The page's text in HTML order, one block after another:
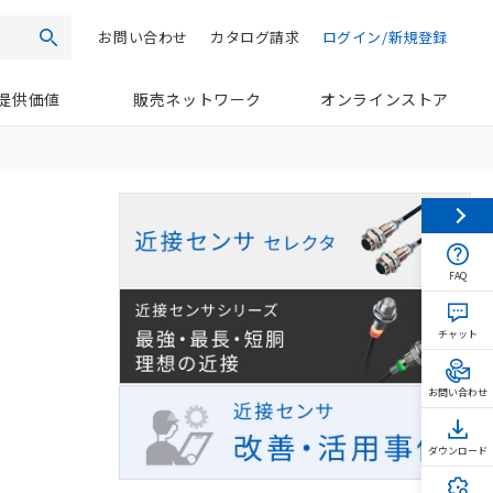
検索 ログイン/新規登録
カタログ請求
お問い合わせ
供価値 販売ネットワーク オンラインストア
FAQ
チャット
お問い合わせ
ダウンロード